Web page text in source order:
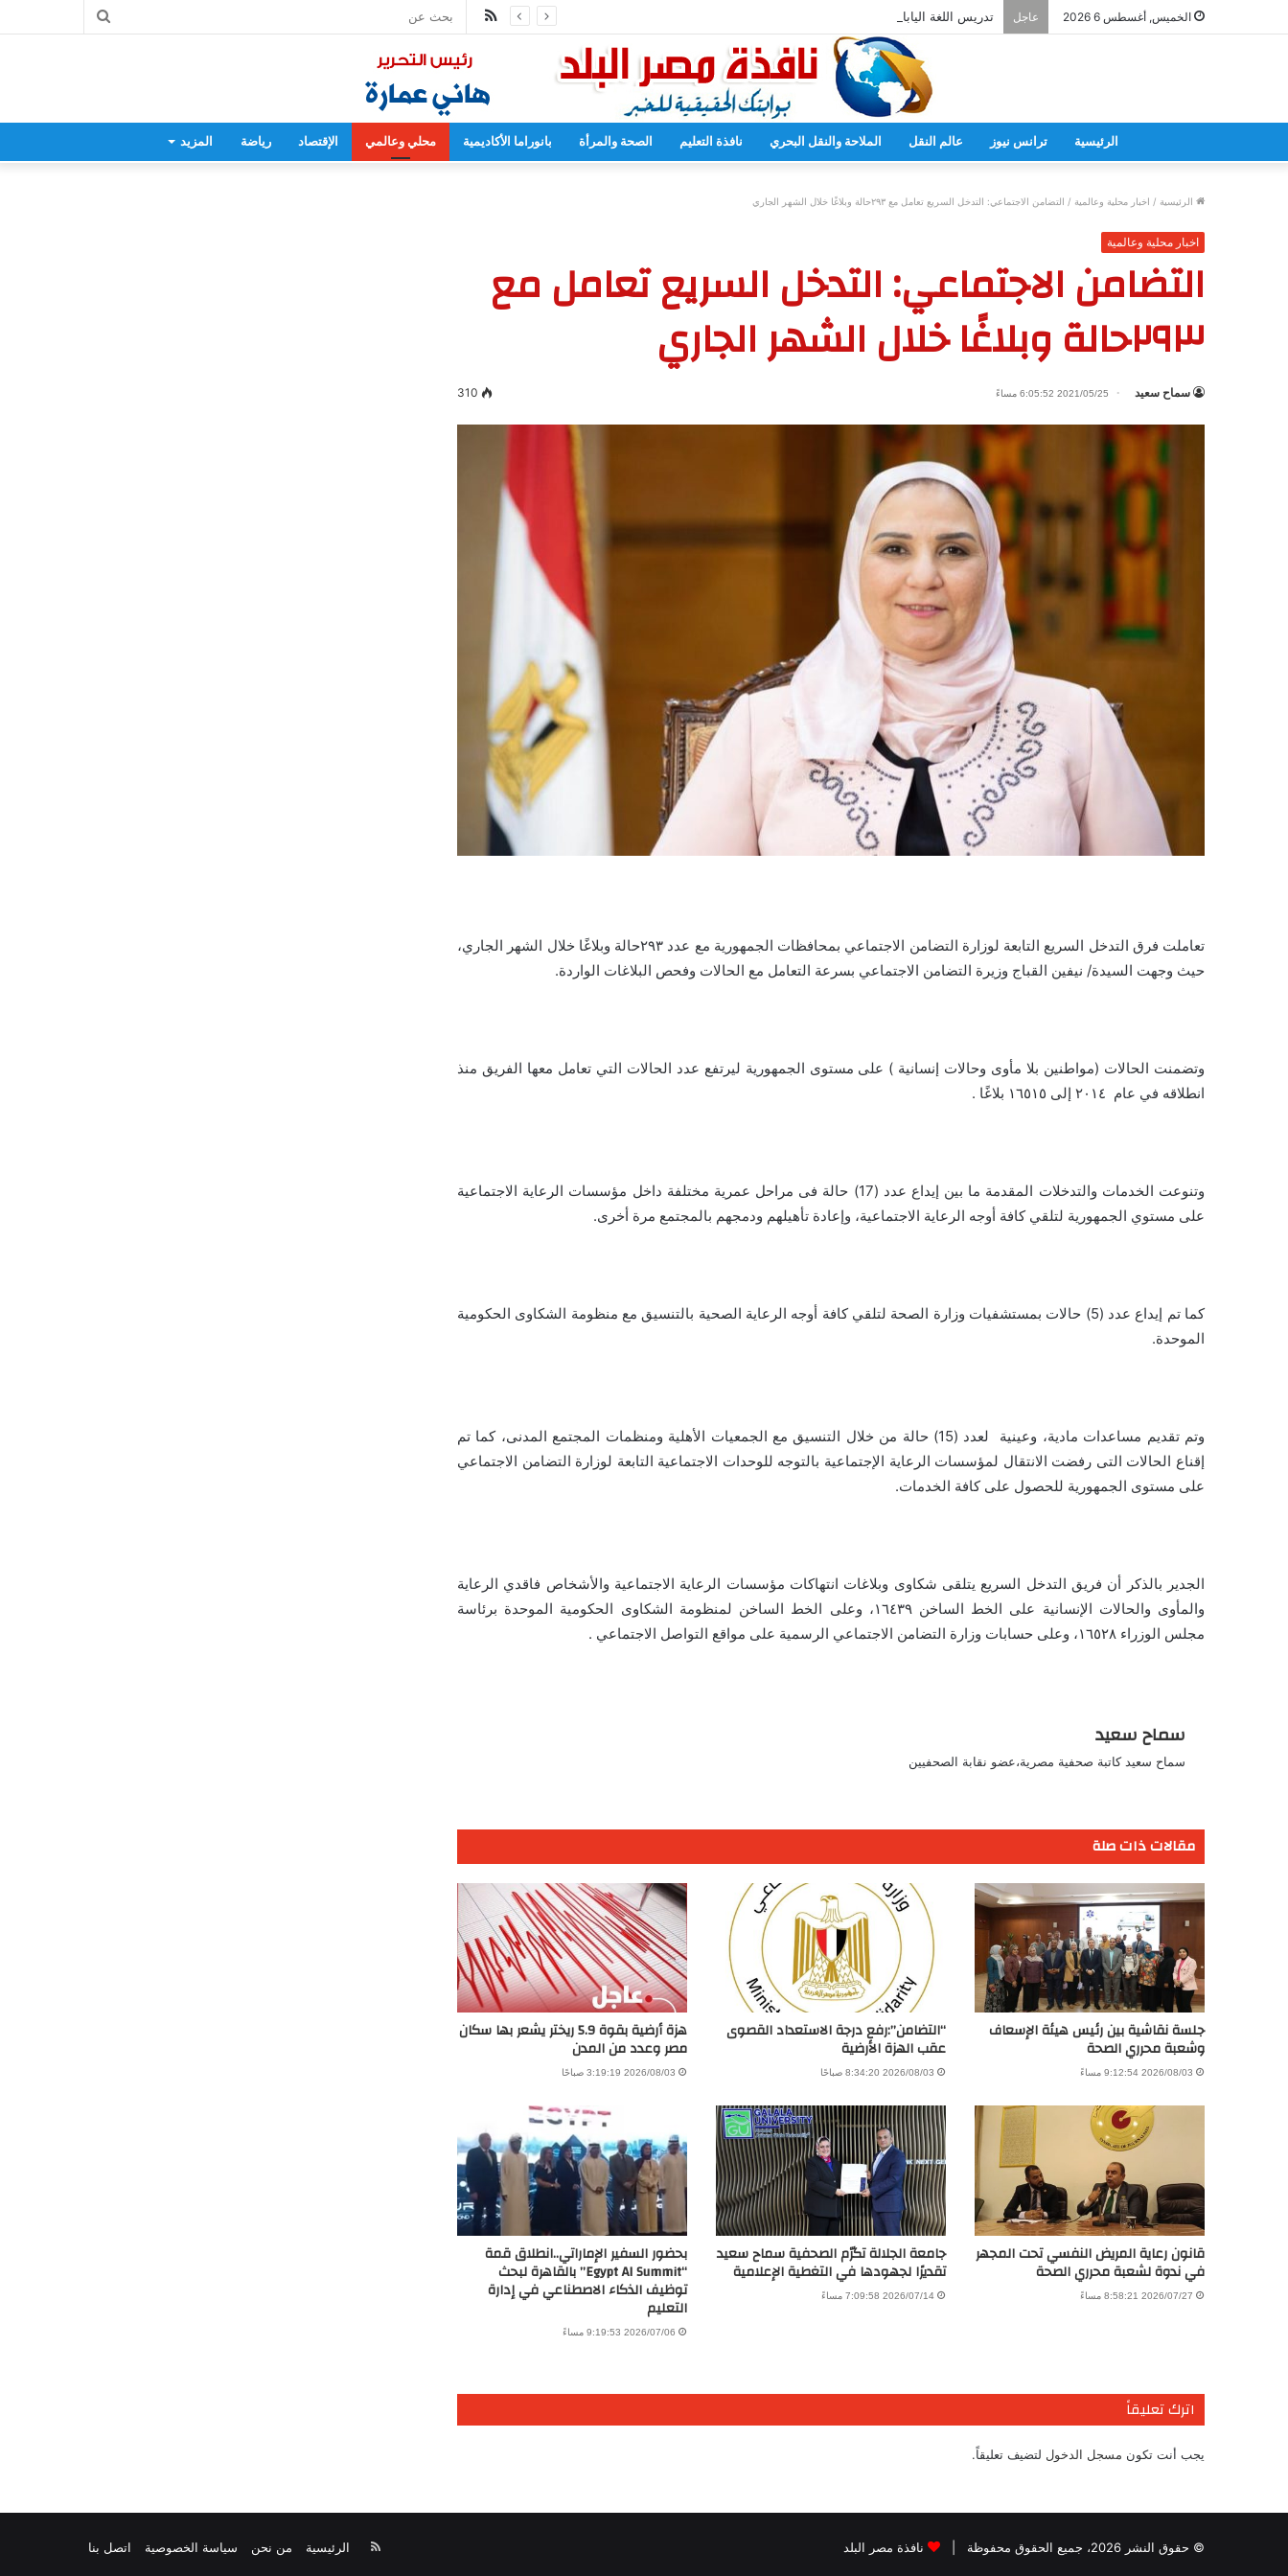
الخميس, أغسطس 6 2026 عاجل تدريس اللغة اليابانية فى المدارس بدءا من العام المقبل
بحث
ملخص
الموقع
RSS
الرئيسية ترانس نيوز عالم النقل الملاحة والنقل البحري نافذة التعليم الصحة والمرأة بانوراما الأكاديمية محلي وعالمي الإقتصاد رياضة المزيد
الرئيسية / اخبار محلية وعالمية / التضامن الاجتماعي: التدخل السريع تعامل مع ٢٩٣حالة وبلاغًا خلال الشهر الجاري
اخبار محلية وعالمية
التضامن الاجتماعي: التدخل السريع تعامل مع
٢٩٣حالة وبلاغًا خلال الشهر الجاري
سماح سعيد 2021/05/25 6:05:52 مساءً 310
تعاملت فرق التدخل السريع التابعة لوزارة التضامن الاجتماعي بمحافظات الجمهورية مع عدد ٢٩٣حالة وبلاغًا خلال الشهر الجاري،
حيث وجهت السيدة/ نيفين القباج وزيرة التضامن الاجتماعي بسرعة التعامل مع الحالات وفحص البلاغات الواردة.
وتضمنت الحالات (مواطنين بلا مأوى وحالات إنسانية ) على مستوى الجمهورية ليرتفع عدد الحالات التي تعامل معها الفريق منذ
انطلاقه في عام ٢٠١٤ إلى ١٦٥١٥ بلاغًا .
وتنوعت الخدمات والتدخلات المقدمة ما بين إيداع عدد (17) حالة فى مراحل عمرية مختلفة داخل مؤسسات الرعاية الاجتماعية
على مستوي الجمهورية لتلقي كافة أوجه الرعاية الاجتماعية، وإعادة تأهيلهم ودمجهم بالمجتمع مرة أخرى.
كما تم إيداع عدد (5) حالات بمستشفيات وزارة الصحة لتلقي كافة أوجه الرعاية الصحية بالتنسيق مع منظومة الشكاوى الحكومية
الموحدة.
وتم تقديم مساعدات مادية، وعينية لعدد (15) حالة من خلال التنسيق مع الجمعيات الأهلية ومنظمات المجتمع المدنى، كما تم
إقناع الحالات التى رفضت الانتقال لمؤسسات الرعاية الإجتماعية بالتوجه للوحدات الاجتماعية التابعة لوزارة التضامن الاجتماعي
على مستوى الجمهورية للحصول على كافة الخدمات.
الجدير بالذكر أن فريق التدخل السريع يتلقى شكاوى وبلاغات انتهاكات مؤسسات الرعاية الاجتماعية والأشخاص فاقدي الرعاية
والمأوى والحالات الإنسانية على الخط الساخن ١٦٤٣٩، وعلى الخط الساخن لمنظومة الشكاوى الحكومية الموحدة برئاسة
مجلس الوزراء ١٦٥٢٨، وعلى حسابات وزارة التضامن الاجتماعي الرسمية على مواقع التواصل الاجتماعي .
سماح سعيد
سماح سعيد كاتبة صحفية مصرية،عضو نقابة الصحفيين
مقالات ذات صلة
جلسة نقاشية بين رئيس هيئة الإسعاف
وشعبة محرري الصحة
2026/08/03 9:12:54 مساءً
“التضامن”:رفع درجة الاستعداد القصوى
عقب الهزة الأرضية
2026/08/03 8:34:20 صباحًا
هزة أرضية بقوة 5.9 ريختر يشعر بها سكان
مصر وعدد من المدن
2026/08/03 3:19:19 صباحًا
قانون رعاية المريض النفسي تحت المجهر
في ندوة لشعبة محرري الصحة
2026/07/27 8:58:21 مساءً
جامعة الجلالة تكرّم الصحفية سماح سعيد
تقديرًا لجهودها في التغطية الإعلامية
2026/07/14 7:09:58 مساءً
بحضور السفير الإماراتي..انطلاق قمة
“Egypt AI Summit” بالقاهرة لبحث
توظيف الذكاء الاصطناعي في إدارة
التعليم
2026/07/06 9:19:53 مساءً
اترك تعليقاً
يجب أنت تكون مسجل الدخول لتضيف تعليقاً.
© حقوق النشر 2026، جميع الحقوق محفوظة | نافذة مصر البلد الرئيسية من نحن سياسة الخصوصية اتصل بنا
ملخص